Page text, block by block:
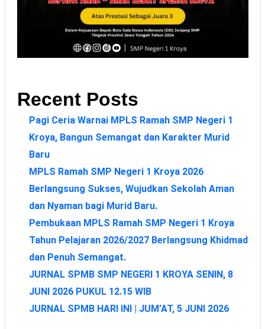
Recent Posts
Pagi Ceria Warnai MPLS Ramah SMP Negeri 1
Kroya, Bangun Semangat dan Karakter Murid
Baru
MPLS Ramah SMP Negeri 1 Kroya 2026
Berlangsung Sukses, Wujudkan Sekolah Aman
dan Nyaman bagi Murid Baru.
Pembukaan MPLS Ramah SMP Negeri 1 Kroya
Tahun Pelajaran 2026/2027 Berlangsung Khidmad
dan Penuh Semangat.
JURNAL SPMB SMP NEGERI 1 KROYA SENIN, 8
JUNI 2026 PUKUL 12.15 WIB
JURNAL SPMB HARI INI | JUM’AT, 5 JUNI 2026